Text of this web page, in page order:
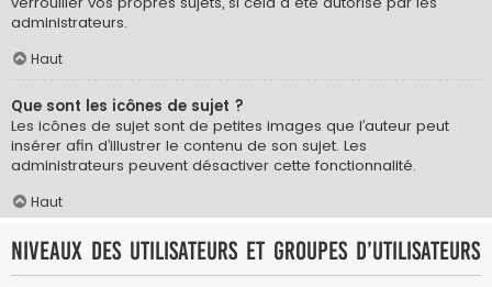
administrateurs.
Haut
Que sont les icônes de sujet ?
Les icônes de sujet sont de petites images que l’auteur peut
insérer afin d’illustrer le contenu de son sujet. Les
administrateurs peuvent désactiver cette fonctionnalité.
Haut
Niveaux des utilisateurs et groupes d’utilisateurs